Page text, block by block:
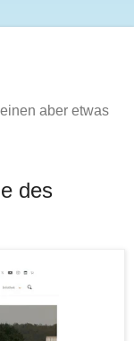
aber etwas
des